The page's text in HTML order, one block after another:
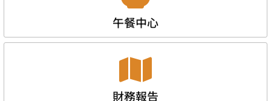
午餐中心
財務報告